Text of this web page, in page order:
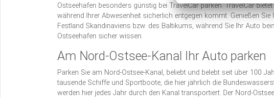
Ostseehafen besonders günstig bei TravelCar parken. TravelCar
während Ihrer Abwesenheit sicherlich entgegen kommt. Genießen
Festland Skandinaviens bzw. des Baltikums, während Sie Ihr Auto
Ostseehafen sicher wissen.
Am Nord-Ostsee-Kanal Ihr Auto parken
Parken Sie am Nord-Ostsee-Kanal, beliebt und belebt seit über 100
tausende Schiffe und Sportboote, die hier jährlich die
werden hier jedes Jahr durch den Kanal transportiert. Der Nord-